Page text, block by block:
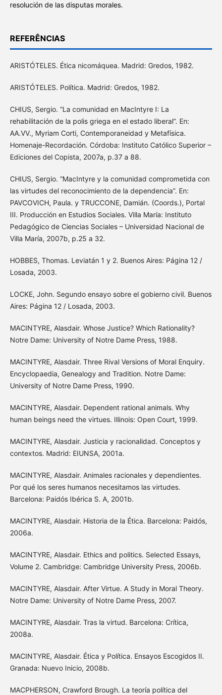
resolución de las disputas morales.
REFERÊNCIAS
ARISTÓTELES. Ética nicomáquea. Madrid: Gredos, 1982.
ARISTÓTELES. Política. Madrid: Gredos, 1982.
CHIUS, Sergio. “La comunidad en MacIntyre I: La
rehabilitación de la polis griega en el estado liberal”. En:
AA.VV., Myriam Corti, Contemporaneidad y Metafísica.
Homenaje-Recordación. Córdoba: Instituto Católico Superior –
Ediciones del Copista, 2007a, p.37 a 88.
CHIUS, Sergio. “MacIntyre y la comunidad comprometida con
las virtudes del reconocimiento de la dependencia”. En:
PAVCOVICH, Paula. y TRUCCONE, Damián. (Coords.), Portal
III. Producción en Estudios Sociales. Villa María: Instituto
Pedagógico de Ciencias Sociales – Universidad Nacional de
Villa María, 2007b, p.25 a 32.
HOBBES, Thomas. Leviatán 1 y 2. Buenos Aires: Página 12 /
Losada, 2003.
LOCKE, John. Segundo ensayo sobre el gobierno civil. Buenos
Aires: Página 12 / Losada, 2003.
MACINTYRE, Alasdair. Whose Justice? Which Rationality?
Notre Dame: University of Notre Dame Press, 1988.
MACINTYRE, Alasdair. Three Rival Versions of Moral Enquiry.
Encyclopaedia, Genealogy and Tradition. Notre Dame:
University of Notre Dame Press, 1990.
MACINTYRE, Alasdair. Dependent rational animals. Why
human beings need the virtues. Illinois: Open Court, 1999.
MACINTYRE, Alasdair. Justicia y racionalidad. Conceptos y
contextos. Madrid: EIUNSA, 2001a.
MACINTYRE, Alasdair. Animales racionales y dependientes.
Por qué los seres humanos necesitamos las virtudes.
Barcelona: Paidós Ibérica S. A, 2001b.
MACINTYRE, Alasdair. Historia de la Ética. Barcelona: Paidós,
2006a.
MACINTYRE, Alasdair. Ethics and politics. Selected Essays,
Volume 2. Cambridge: Cambridge University Press, 2006b.
MACINTYRE, Alasdair. After Virtue. A Study in Moral Theory.
Notre Dame: University of Notre Dame Press, 2007.
MACINTYRE, Alasdair. Tras la virtud. Barcelona: Crítica,
2008a.
MACINTYRE, Alasdair. Ética y Política. Ensayos Escogidos II.
Granada: Nuevo Inicio, 2008b.
MACPHERSON, Crawford Brough. La teoría política del